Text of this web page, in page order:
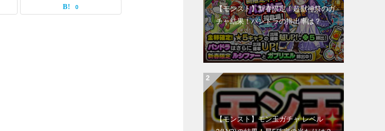
0
【モンスト】新春限定！超獣神祭のガ
チャ結果！パンドラの排出率は？
【モンスト】モン玉ガチャ レベル